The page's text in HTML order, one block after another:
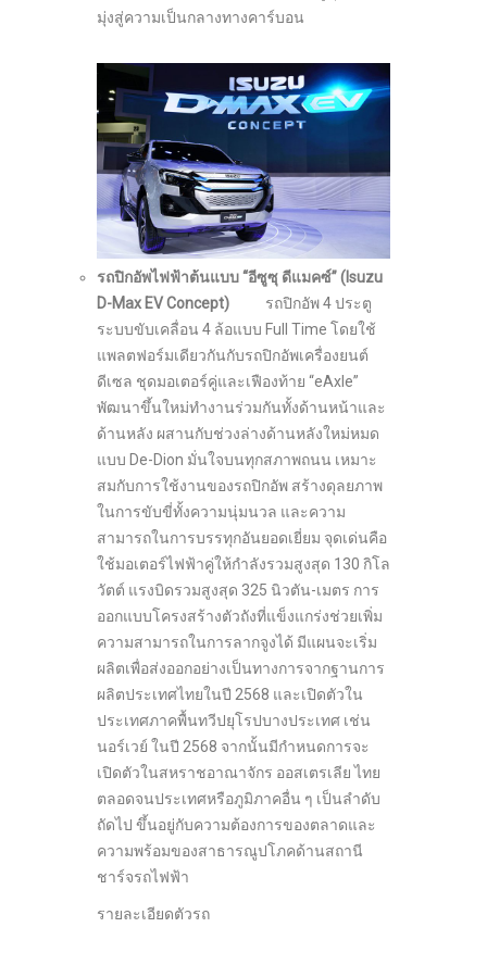
มุ่งสู่ความเป็นกลางทางคาร์บอน
รถปิกอัพไฟฟ้าต้นแบบ “อีซูซุ ดีแมคซ์” (Isuzu
D-Max EV Concept) รถปิกอัพ 4 ประตู
ระบบขับเคลื่อน 4 ล้อแบบ Full Time โดยใช้
แพลตฟอร์มเดียวกันกับรถปิกอัพเครื่องยนต์
ดีเซล ชุดมอเตอร์คู่และเฟืองท้าย “eAxle”
พัฒนาขึ้นใหม่ทำงานร่วมกันทั้งด้านหน้าและ
ด้านหลัง ผสานกับช่วงล่างด้านหลังใหม่หมด
แบบ De-Dion มั่นใจบนทุกสภาพถนน เหมาะ
สมกับการใช้งานของรถปิกอัพ สร้างดุลยภาพ
ในการขับขี่ทั้งความนุ่มนวล และความ
สามารถในการบรรทุกอันยอดเยี่ยม จุดเด่นคือ
ใช้มอเตอร์ไฟฟ้าคู่ให้กำลังรวมสูงสุด 130 กิโล
วัตต์ แรงบิดรวมสูงสุด 325 นิวตัน-เมตร การ
ออกแบบโครงสร้างตัวถังที่แข็งแกร่งช่วยเพิ่ม
ความสามารถในการลากจูงได้ มีแผนจะเริ่ม
ผลิตเพื่อส่งออกอย่างเป็นทางการจากฐานการ
ผลิตประเทศไทยในปี 2568 และเปิดตัวใน
ประเทศภาคพื้นทวีปยุโรปบางประเทศ เช่น
นอร์เวย์ ในปี 2568 จากนั้นมีกำหนดการจะ
เปิดตัวในสหราชอาณาจักร ออสเตรเลีย ไทย
ตลอดจนประเทศหรือภูมิภาคอื่น ๆ เป็นลำดับ
ถัดไป ขึ้นอยู่กับความต้องการของตลาดและ
ความพร้อมของสาธารณูปโภคด้านสถานี
ชาร์จรถไฟฟ้า
รายละเอียดตัวรถ